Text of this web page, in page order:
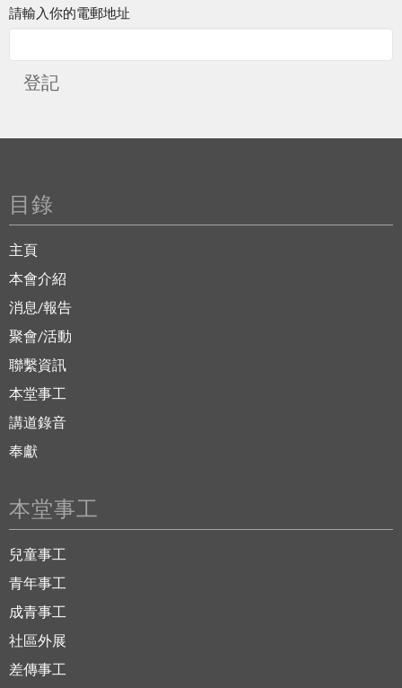
請輸入你的電郵地址
登記
目錄
主頁
本會介紹
消息/報告
聚會/活動
聯繫資訊
本堂事工
講道錄音
奉獻
本堂事工
兒童事工
青年事工
成青事工
社區外展
差傳事工